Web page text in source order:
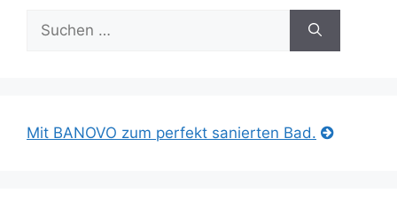
nach:
Mit BANOVO zum perfekt sanierten Bad.